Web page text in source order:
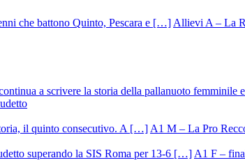
Allievi A – La
A1 M – La Pro
A1 F –